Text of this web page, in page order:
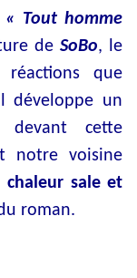
« Tout homme
de SoBo, le
que
développe un
devant cette
notre voisine
chaleur sale et
roman.